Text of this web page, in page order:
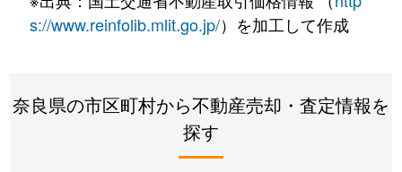
s://www.reinfolib.mlit.go.jp/）を加工して作成
奈良県の市区町村から不動産売却・査定情報を
探す